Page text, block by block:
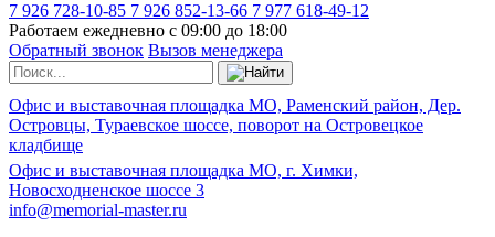
7 926 728-10-85 7 926 852-13-66 7 977 618-49-12
Работаем ежедневно с 09:00 до 18:00
Обратный звонок Вызов менеджера
Офис и выставочная площадка МО, Раменский район, Дер.
Островцы, Тураевское шоссе, поворот на Островецкое
кладбище
Офис и выставочная площадка МО, г. Химки,
Новосходненское шоссе 3
info@memorial-master.ru